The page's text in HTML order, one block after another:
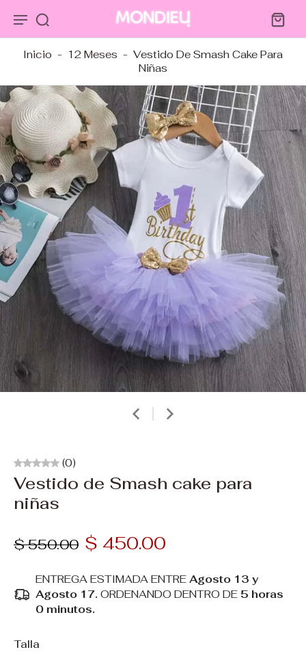
Inicio - 12 Meses - Vestido De Smash Cake Para
Niñas
(0)
Vestido de Smash cake para
niñas
$ 550.00 $ 450.00
ENTREGA ESTIMADA ENTRE Agosto 13 y
Agosto 17. ORDENANDO DENTRO DE 5 horas
0 minutos.
Talla